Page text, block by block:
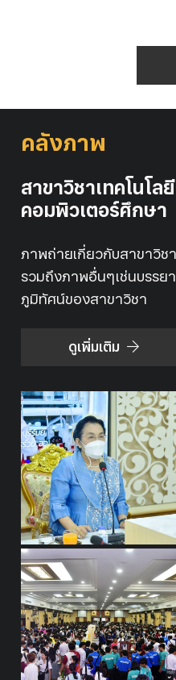
คลังภาพ
สาขาวิชาเทคโนโล
คอมพิวเตอร์ศึกษา
ภาพถ่ายเกี่ยวกับสาขาวิช
รวมถึงภาพอื่นๆเช่นบรรย
ภูมิทัศน์ของสาขาวิชา
ดูเพิ่มเติม